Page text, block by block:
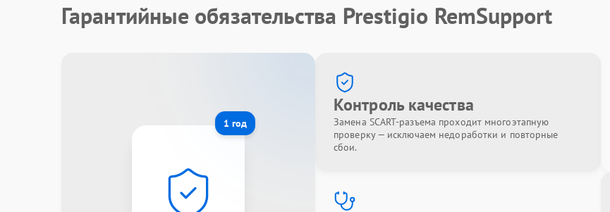
Гарантийные обязательства Prestigio RemSupport
1 год
Контроль качества
Замена SCART-разъема проходит многоэтапную
проверку — исключаем недоработки и повторные
сбои.